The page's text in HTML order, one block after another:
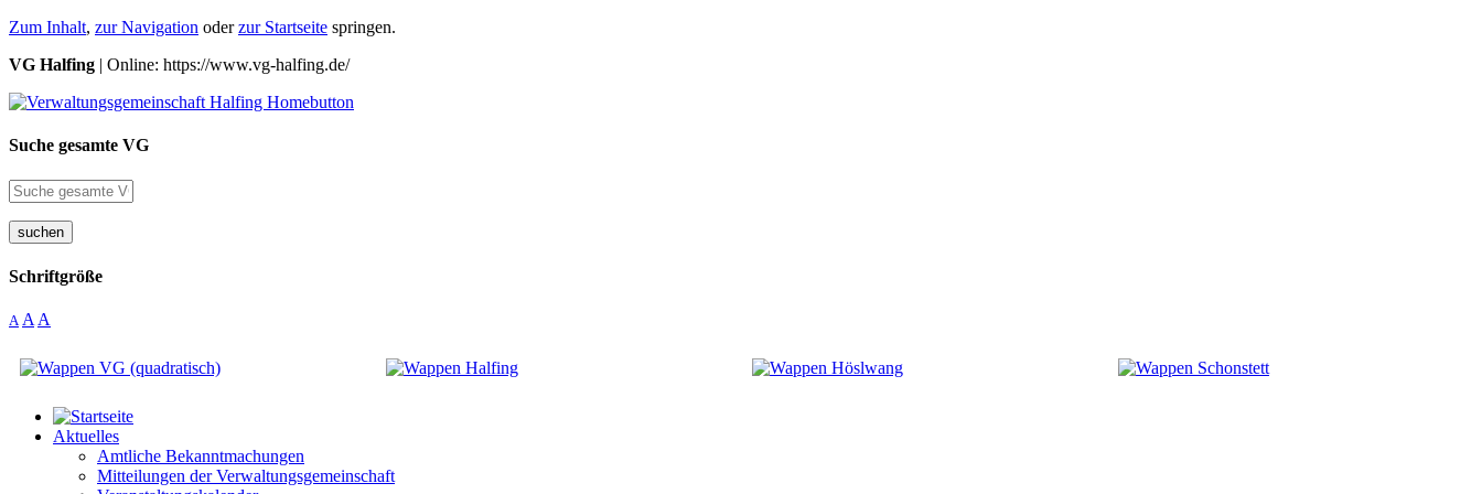
Zum Inhalt, zur Navigation oderzur Startseite springen.
VG Halfing | Online: https://www.vg-halfing.de/
Suche gesamte VG
suchen
Schriftgröße
A A A
Aktuelles
Amtliche Bekanntmachungen
Mitteilungen der Verwaltungsgemeinschaft